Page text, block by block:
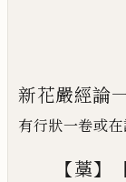
新花嚴經論
有行狀一卷或
【藁】